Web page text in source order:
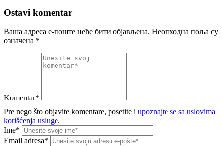
Ostavi komentar
Ваша адреса е-поште неће бити објављена. Неопходна поља су
означена *
Komentar*
Pre nego što objavite komentare, posetite i upoznajte se sa uslovima
korišćenja usluge.
Ime*
Email adresa*